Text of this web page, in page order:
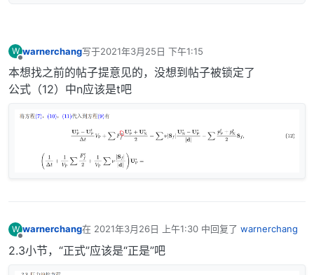
W
离线
warnerchang写于2021年3月25日 下午1:15
最后由 编辑
本想找之前的帖子提意见的，没想到帖子被锁定了
公式（12）中n应该是t吧
W warnerchang在 2021年3月26日 上午1:30 中回复了 warnerchang
最后由 编辑
2.3小节，“正式”应该是“正是”吧